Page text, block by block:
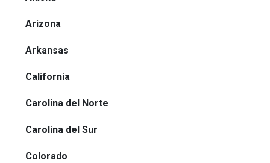
Arizona
Arkansas
California
Carolina del Norte
Carolina del Sur
Colorado